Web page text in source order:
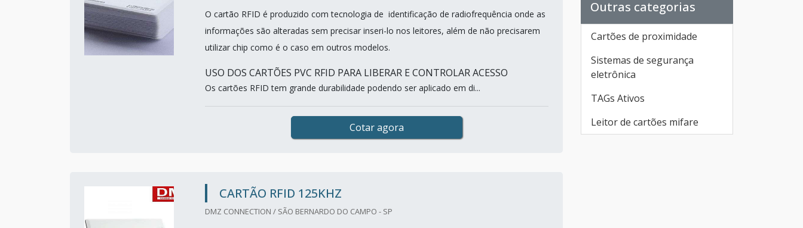
O cartão RFID é produzido com tecnologia de identificação de radiofrequência onde as
informações são alteradas sem precisar inseri-lo nos leitores, além de não precisarem
utilizar chip como é o caso em outros modelos.
USO DOS CARTÕES PVC RFID PARA LIBERAR E CONTROLAR ACESSO
Os cartões RFID tem grande durabilidade podendo ser aplicado em di...
Cotar agora
CARTÃO RFID 125KHZ
DMZ CONNECTION / SÃO BERNARDO DO CAMPO - SP
Outras categorias
Cartões de proximidade
Sistemas de segurança
eletrônica
TAGs Ativos
Leitor de cartões mifare